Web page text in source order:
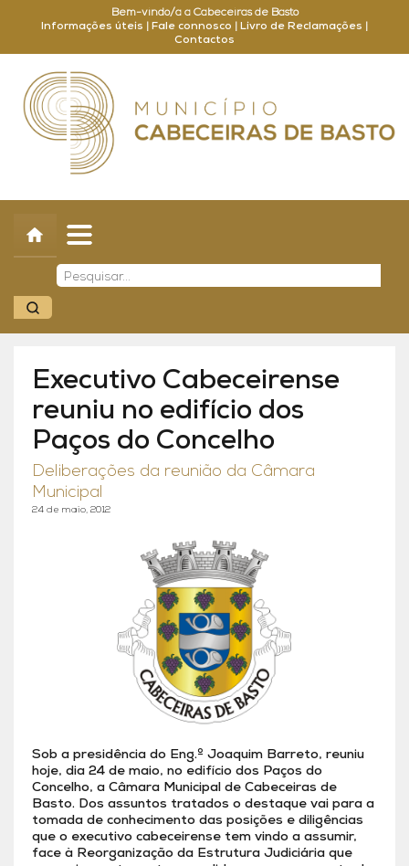
Bem-vindo/a a Cabeceiras de Basto
Informações úteis
Fale connosco Livro de Reclamações
Contactos
Concelho
Município
Turismo
Cultura
Outros
Balcão Online
Executivo Cabeceirense
reuniu no edifício dos
Paços do Concelho
Deliberações da reunião da Câmara
Municipal
24 de maio, 2012
Sob a presidência do Eng.º Joaquim Barreto, reuniu
hoje, dia 24 de maio, no edifício dos Paços do
Concelho, a Câmara Municipal de Cabeceiras de
Basto. Dos assuntos tratados o destaque vai para a
tomada de conhecimento das posições e diligências
que o executivo cabeceirense tem vindo a assumir,
face à Reorganização da Estrutura Judiciária que